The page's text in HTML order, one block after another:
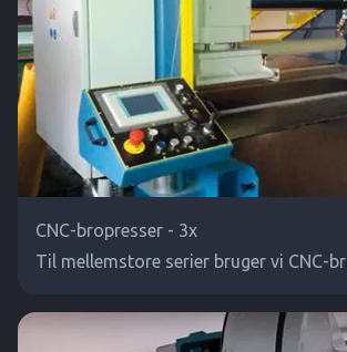
CNC-bropresser - 3x
Til mellemstore serier bruger vi CNC-